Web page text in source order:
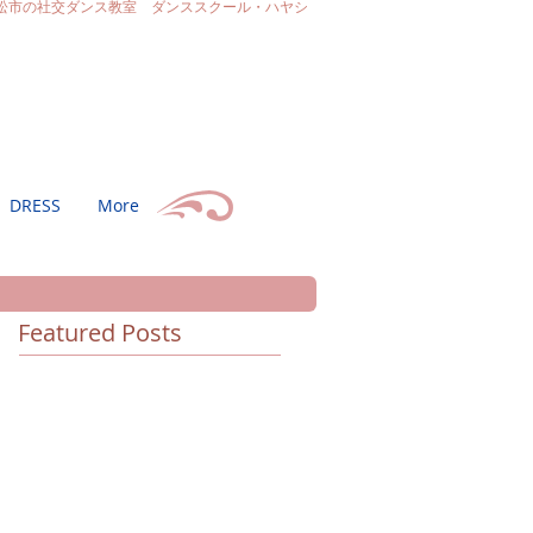
の社交ダンス教室 ダンススクール・ハヤシ
DRESS More
Featured Posts